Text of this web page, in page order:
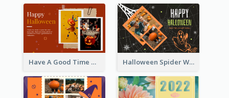
Have A Good Time This Halloween Greeting Card Halloween Spider Web Greeting Card